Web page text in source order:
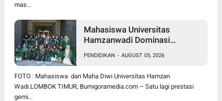
mas...
Mahasiswa Universitas
Hamzanwadi Dominasi
Harumkan NTB di Tingkat
Nasional
PENDIDIKAN - AUGUST 05, 2026
FOTO : Mahasiswa dan Maha Diwi Universitas Hamzan
Wadi.LOMBOK TIMUR, Bumigoramedia.com – Satu lagi prestasi
gemi...